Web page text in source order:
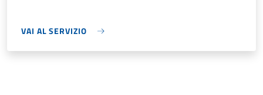
VAI AL SERVIZIO